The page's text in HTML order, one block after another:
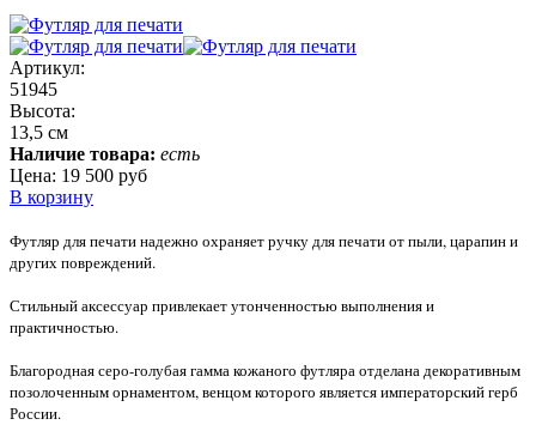
Артикул:
51945
Высота:
13,5 см
Наличие товара: есть
Цена: 19 500 руб
В корзину
Футляр для печати надежно охраняет ручку для печати от пыли, царапин и
других повреждений.
Стильный аксессуар привлекает утонченностью выполнения и
практичностью.
Благородная серо-голубая гамма кожаного футляра отделана декоративным
позолоченным орнаментом, венцом которого является императорский герб
России.